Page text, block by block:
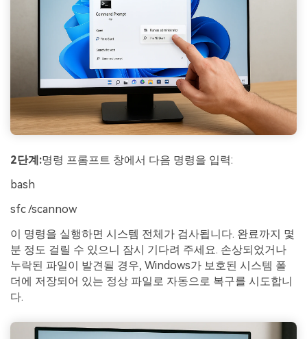
2단계:명령 프롬프트 창에서 다음 명령을 입력:
bash
sfc /scannow
이 명령을 실행하면 시스템 전체가 검사됩니다. 완료까지 몇
분 정도 걸릴 수 있으니 잠시 기다려 주세요. 손상되었거나
누락된 파일이 발견될 경우, Windows가 보호된 시스템 폴
더에 저장되어 있는 정상 파일로 자동으로 복구를 시도합니
다.